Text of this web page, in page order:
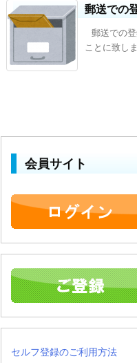
郵送での
郵送での
ことに致し
会員サイト
セルフ登録のご利用方法